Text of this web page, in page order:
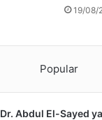
19/08/
Popular
Dr. Abdul El-Sayed